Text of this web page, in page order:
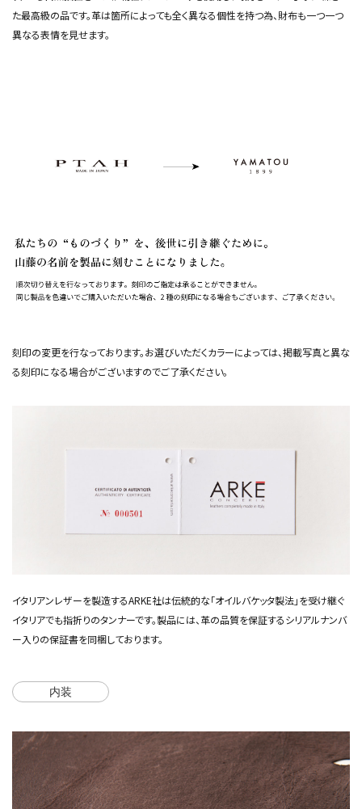
た最高級の品です。革は箇所によっても全く異なる個性を持つ為、財布も一つ一つ
異なる表情を見せます。
刻印の変更を行なっております。お選びいただくカラーによっては、掲載写真と異な
る刻印になる場合がございますのでご了承ください。
イタリアンレザーを製造するARKE社は伝統的な「オイルバケッタ製法」を受け継ぐ
イタリアでも指折りのタンナーです。製品には、革の品質を保証するシリアルナンバ
ー入りの保証書を同梱しております。
内装